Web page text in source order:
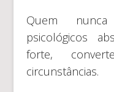
Quem
psicológicos
forte,
circunstâncias.